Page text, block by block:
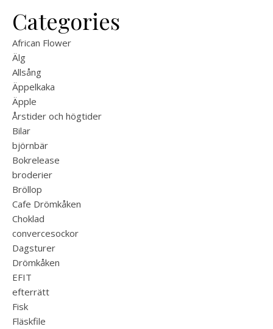
Categories
African Flower
Älg
Allsång
Äppelkaka
Äpple
Årstider och högtider
Bilar
björnbär
Bokrelease
broderier
Bröllop
Cafe Drömkåken
Choklad
convercesockor
Dagsturer
Drömkåken
EFIT
efterrätt
Fisk
Fläskfile